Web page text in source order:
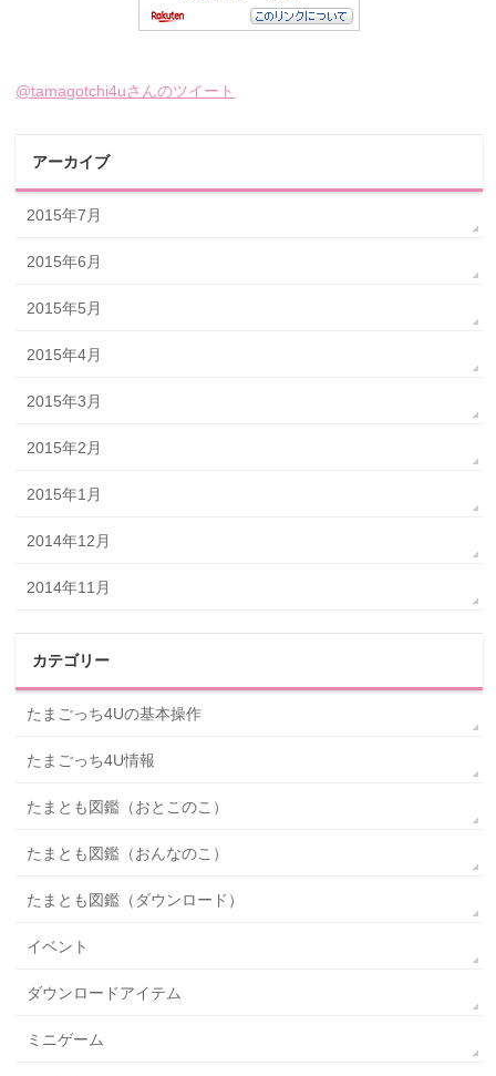
@tamagotchi4uさんのツイート
アーカイブ
2015年7月
2015年6月
2015年5月
2015年4月
2015年3月
2015年2月
2015年1月
2014年12月
2014年11月
カテゴリー
たまごっち4Uの基本操作
たまごっち4U情報
たまとも図鑑（おとこのこ）
たまとも図鑑（おんなのこ）
たまとも図鑑（ダウンロード）
イベント
ダウンロードアイテム
ミニゲーム